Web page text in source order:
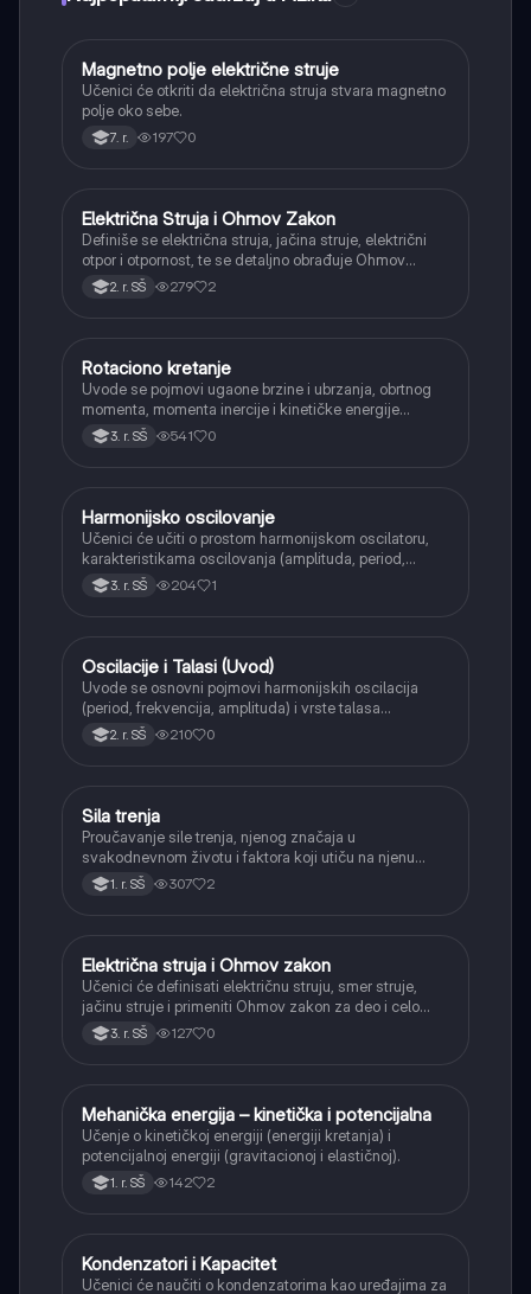
Fizika
Magnetno polje električne struje
Učenici će otkriti da električna struja stvara magnetno
polje oko sebe.
7. r. 197 0
Fizika
Električna Struja i Ohmov Zakon
Definiše se električna struja, jačina struje, električni
otpor i otpornost, te se detaljno obrađuje Ohmov
zakon za deo i celo električno kolo.
2. r. SŠ 279 2
Fizika
Rotaciono kretanje
Uvode se pojmovi ugaone brzine i ubrzanja, obrtnog
momenta, momenta inercije i kinetičke energije
rotacije.
3. r. SŠ 541 0
Fizika
Harmonijsko oscilovanje
Učenici će učiti o prostom harmonijskom oscilatoru,
karakteristikama oscilovanja (amplituda, period,
frekvencija) i primerima poput klatna i sistema opruga-
masa.
3. r. SŠ 204 1
Fizika
Oscilacije i Talasi (Uvod)
Uvode se osnovni pojmovi harmonijskih oscilacija
(period, frekvencija, amplituda) i vrste talasa
(transverzalni, longitudinalni), kao i karakteristike
zvučnih talasa.
2. r. SŠ 210 0
Fizika
Sila trenja
Proučavanje sile trenja, njenog značaja u
svakodnevnom životu i faktora koji utiču na njenu
veličinu.
1. r. SŠ 307 2
Fizika
Električna struja i Ohmov zakon
Učenici će definisati električnu struju, smer struje,
jačinu struje i primeniti Ohmov zakon za deo i celo
kolo.3. r. SŠ 127 0
Fizika
Mehanička energija – kinetička i potencijalna
Učenje o kinetičkoj energiji (energiji kretanja) i
potencijalnoj energiji (gravitacionoj i elastičnoj).
1. r. SŠ 142 2
Fizika
Kondenzatori i Kapacitet
Učenici će naučiti o kondenzatorima kao uređajima za